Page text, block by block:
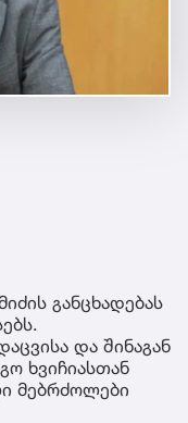
განცხადებას
და შინაგან
ხვიჩიასთან
მებრძოლები